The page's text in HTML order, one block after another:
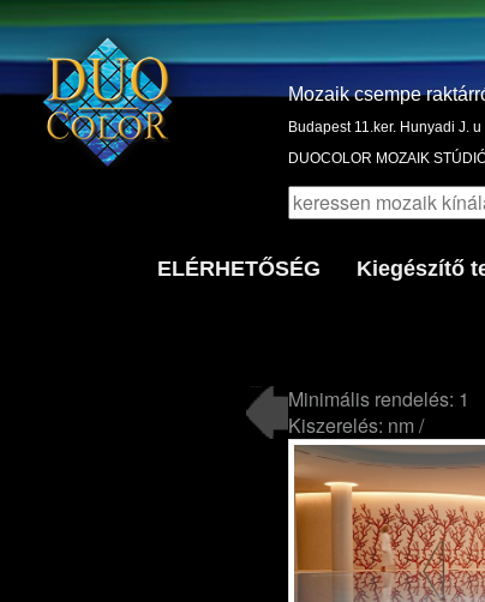
Mozaik csempe
Budapest 11.ker. Hunyadi J. u
DUOCOLOR MOZAIK
ELÉRHETŐSÉG Kiegészítő
Minimális rendelés: 1
Kiszerelés: nm /